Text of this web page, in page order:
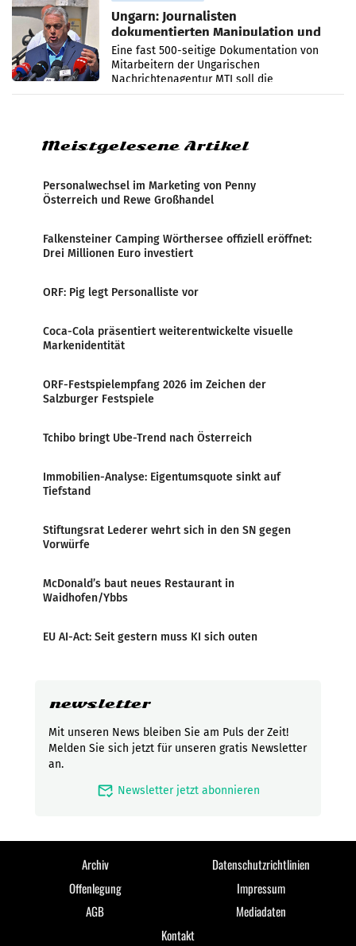
Ungarn: Journalisten
dokumentierten Manipulation und
Zensur
Eine fast 500-seitige Dokumentation von
Mitarbeitern der Ungarischen
Nachrichtenagentur MTI soll die
systematische Nachrichten-Manipulation und
Meistgelesene Artikel
Personalwechsel im Marketing von Penny
Österreich und Rewe Großhandel
Falkensteiner Camping Wörthersee offiziell eröffnet:
Drei Millionen Euro investiert
ORF: Pig legt Personalliste vor
Coca-Cola präsentiert weiterentwickelte visuelle
Markenidentität
ORF-Festspielempfang 2026 im Zeichen der
Salzburger Festspiele
Tchibo bringt Ube-Trend nach Österreich
Immobilien-Analyse: Eigentumsquote sinkt auf
Tiefstand
Stiftungsrat Lederer wehrt sich in den SN gegen
Vorwürfe
McDonald’s baut neues Restaurant in
Waidhofen/Ybbs
EU AI-Act: Seit gestern muss KI sich outen
newsletter
Mit unseren News bleiben Sie am Puls der Zeit!
Melden Sie sich jetzt für unseren gratis Newsletter
an.
mark_email_read Newsletter jetzt abonnieren
Archiv
Datenschutzrichtlinien
Offenlegung
Impressum
AGB
Mediadaten
Kontakt